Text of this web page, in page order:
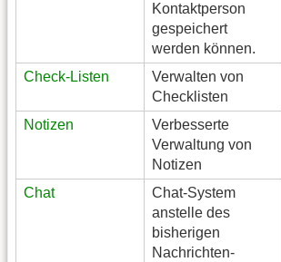
Kontaktperson
gespeichert
werden können.
Check-Listen
Verwalten von
Checklisten
Notizen
Verbesserte
Verwaltung von
Notizen
Chat
Chat-System
anstelle des
bisherigen
Nachrichten-